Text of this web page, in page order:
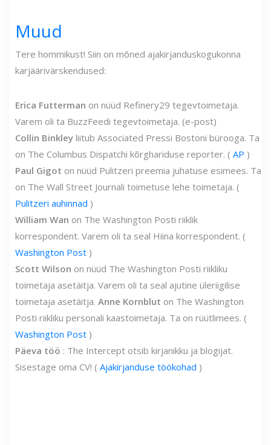
Muud
Tere hommikust! Siin on mõned ajakirjanduskogukonna
karjäärivärskendused:
Erica Futterman on nüüd Refinery29 tegevtoimetaja.
Varem oli ta BuzzFeedi tegevtoimetaja. (e-post)
Collin Binkley liitub Associated Pressi Bostoni bürooga. Ta
on The Columbus Dispatchi kõrghariduse reporter. ( AP )
Paul Gigot on nüüd Pulitzeri preemia juhatuse esimees. Ta
on The Wall Street Journali toimetuse lehe toimetaja. (
Pulitzeri auhinnad )
William Wan on The Washington Posti riiklik
korrespondent. Varem oli ta seal Hiina korrespondent. (
Washington Post )
Scott Wilson on nüüd The Washington Posti riikliku
toimetaja asetäitja. Varem oli ta seal ajutine üleriigilise
toimetaja asetäitja. Anne Kornblut on The Washington
Posti riikliku personali kaastoimetaja. Ta on rüütlimees. (
Washington Post )
Päeva töö : The Intercept otsib kirjanikku ja blogijat.
Sisestage oma CV! ( Ajakirjanduse töökohad )